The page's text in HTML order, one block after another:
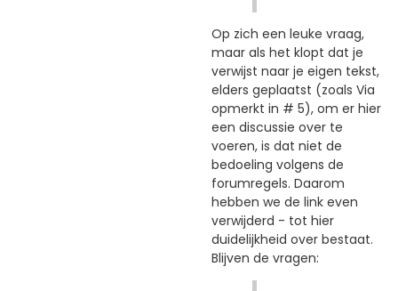
Op zich een leuke vraag,
maar als het klopt dat je
verwijst naar je eigen tekst,
elders geplaatst (zoals Via
opmerkt in # 5), om er hier
een discussie over te
voeren, is dat niet de
bedoeling volgens de
forumregels. Daarom
hebben we de link even
verwijderd - tot hier
duidelijkheid over bestaat.
Blijven de vragen: